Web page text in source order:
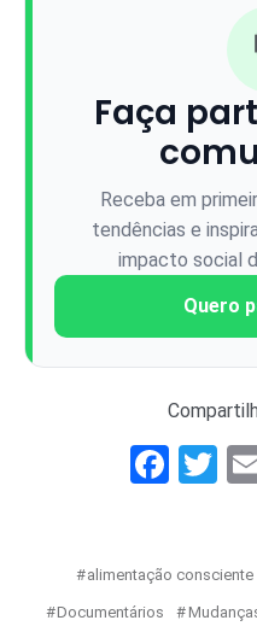
Faça
Receba em
tendências e
impacto social
Quero
alimentação consciente
Documentários